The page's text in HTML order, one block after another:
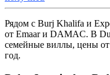
Рядом с Burj Khalifa и
от Emaar и DAMAC. В
семейные виллы, цены
год.